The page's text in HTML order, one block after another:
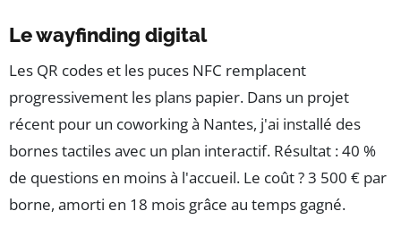
Le wayfinding digital
Les QR codes et les puces NFC remplacent
progressivement les plans papier. Dans un projet
récent pour un coworking à Nantes, j'ai installé des
bornes tactiles avec un plan interactif. Résultat : 40 %
de questions en moins à l'accueil. Le coût ? 3 500 € par
borne, amorti en 18 mois grâce au temps gagné.